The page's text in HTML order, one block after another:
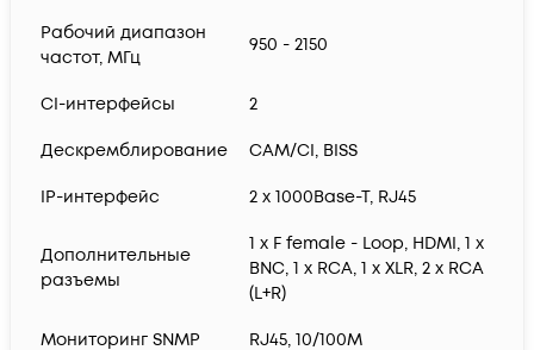
Рабочий диапазон
частот, МГц
950 - 2150
CI-интерфейсы 2
Дескремблирование CAM/CI, BISS
IP-интерфейс 2 х 1000Base-T, RJ45
Дополнительные
разъемы
1 x F female - Loop, HDMI, 1 x
BNC, 1 x RCA, 1 x XLR, 2 x RCA
(L+R)
Мониторинг SNMP RJ45, 10/100M